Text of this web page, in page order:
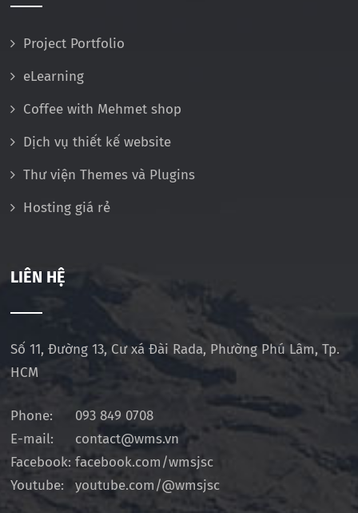
Project Portfolio
eLearning
Coffee with Mehmet shop
Dịch vụ thiết kế website
Thư viện Themes và Plugins
Hosting giá rẻ
LIÊN HỆ
Số 11, Đường 13, Cư xá Đài Rada, Phường Phú Lâm, Tp.
HCM
Phone:
093 849 0708
E-mail:
contact@wms.vn
Facebook: facebook.com/wmsjsc
Youtube:
youtube.com/@wmsjsc